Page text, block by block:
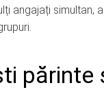
angajați simultan,
părinte